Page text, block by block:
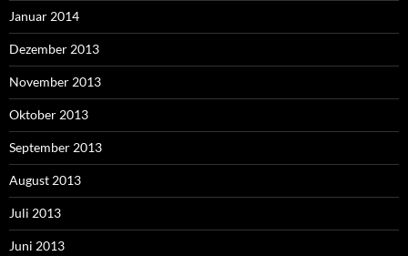
Januar 2014
Dezember 2013
November 2013
Oktober 2013
September 2013
August 2013
Juli 2013
Juni 2013